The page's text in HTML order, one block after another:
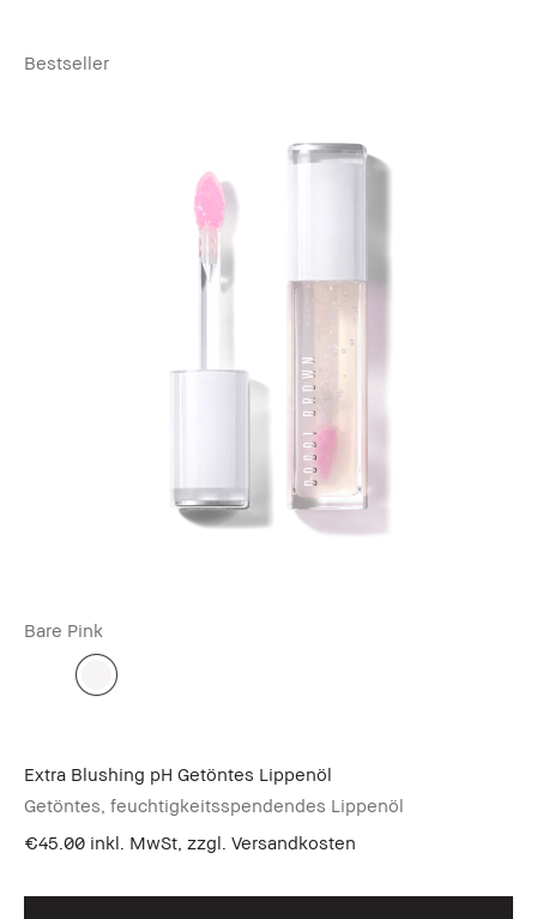
Bestseller
Bare Pink
Extra Blushing pH Getöntes Lippenöl
Getöntes, feuchtigkeitsspendendes Lippenöl
€45.00 inkl. MwSt, zzgl. Versandkosten